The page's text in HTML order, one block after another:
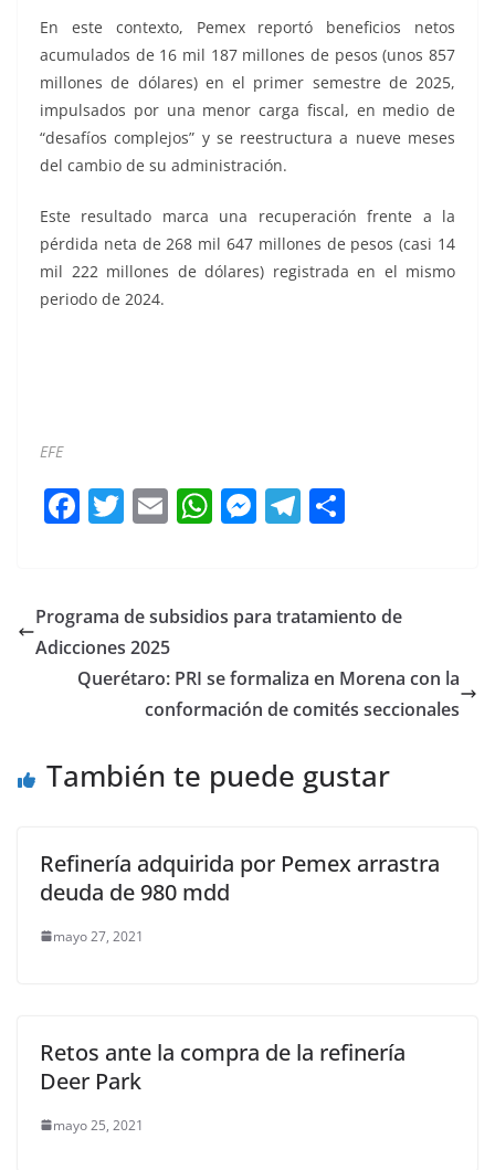
En este contexto, Pemex reportó beneficios netos
acumulados de 16 mil 187 millones de pesos (unos 857
millones de dólares) en el primer semestre de 2025,
impulsados por una menor carga fiscal, en medio de
“desafíos complejos” y se reestructura a nueve meses
del cambio de su administración.
Este resultado marca una recuperación frente a la
pérdida neta de 268 mil 647 millones de pesos (casi 14
mil 222 millones de dólares) registrada en el mismo
periodo de 2024.
EFE
F
e
b
o
T
er
E
l
W
s
p
p
M
e
g
er
T
gr
m
p
tir
Programa de subsidios para tratamiento de
Adicciones 2025
Querétaro: PRI se formaliza en Morena con la
conformación de comités seccionales
También te puede gustar
Refinería adquirida por Pemex arrastra
deuda de 980 mdd
mayo 27, 2021
Retos ante la compra de la refinería
Deer Park
mayo 25, 2021